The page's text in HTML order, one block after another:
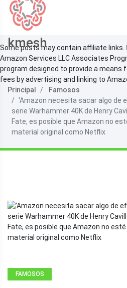
kmesh
Some posts may contain affiliate links.
Amazon Services LLC Associates
program designed to provide a means
fees by advertising and linking to
Principal
Famosos
'Amazon necesita sacar algo de
serie Warhammer 40K de Henry
Fate, es posible que Amazon no
material original como Netflix
FAMOSOS